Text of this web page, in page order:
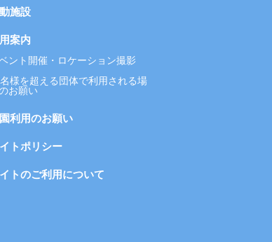
施設
案内
ント開催・ロケーション撮影
様を超える団体で利用される場
お願い
利用のお願い
トポリシー
トのご利用について